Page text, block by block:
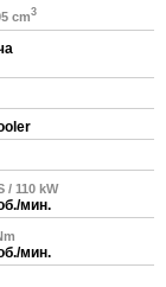
cm3
/ 110 kW
мин.
мин.